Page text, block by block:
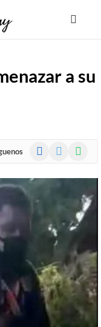
a su
Facebook